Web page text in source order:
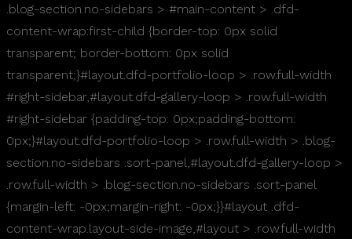
.blog-section.no-sidebars > #main-content > .dfd-
content-wrap:first-child {border-top: 0px solid
transparent; border-bottom: 0px solid
transparent;}#layout.dfd-portfolio-loop > .row.full-width
#right-sidebar,#layout.dfd-gallery-loop > .row.full-width
#right-sidebar {padding-top: 0px;padding-bottom:
0px;}#layout.dfd-portfolio-loop > .row.full-width > .blog-
section.no-sidebars .sort-panel,#layout.dfd-gallery-loop >
.row.full-width > .blog-section.no-sidebars .sort-panel
{margin-left: -0px;margin-right: -0px;}}#layout .dfd-
content-wrap.layout-side-image,#layout > .row.full-width